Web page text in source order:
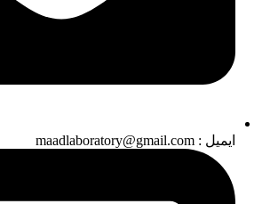
ایمیل : maadlaboratory@gmail.com